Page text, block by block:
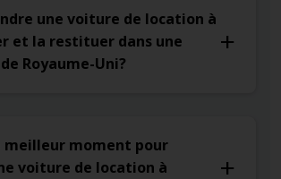
une voiture de location à
et la restituer dans une
Royaume-Uni?
meilleur moment pour
voiture de location à